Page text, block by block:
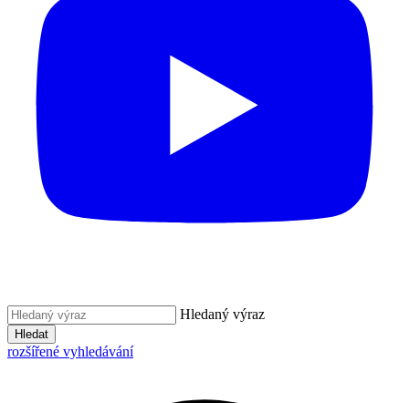
Hledaný výraz
Hledat
rozšířené vyhledávání